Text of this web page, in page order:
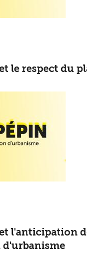
le respect du
l'anticipation